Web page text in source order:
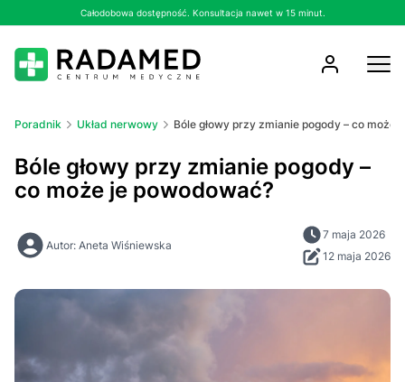
Całodobowa dostępność. Konsultacja nawet w 15 minut.
Poradnik Układ nerwowy Bóle głowy przy zmianie pogody – co może
Bóle głowy przy zmianie pogody –
co może je powodować?
Autor: Aneta Wiśniewska
7 maja 2026
12 maja 2026